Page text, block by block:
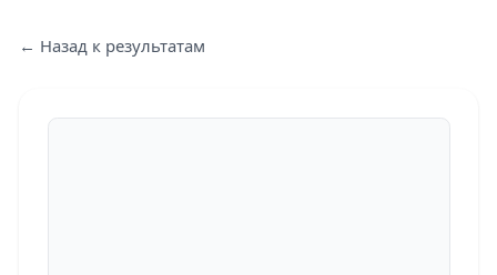
← Назад к результатам